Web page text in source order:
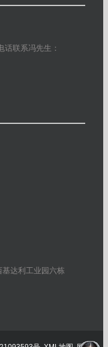
联系冯先生：
达利工业园六栋